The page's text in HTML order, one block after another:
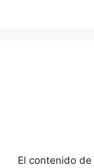
El contenido de